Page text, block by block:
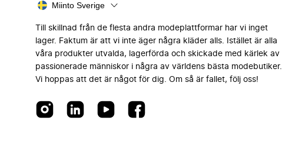
Miinto Sverige
Till skillnad från de flesta andra modeplattformar har vi inget
lager. Faktum är att vi inte äger några kläder alls. Istället är alla
våra produkter utvalda, lagerförda och skickade med kärlek av
passionerade människor i några av världens bästa modebutiker.
Vi hoppas att det är något för dig. Om så är fallet, följ oss!